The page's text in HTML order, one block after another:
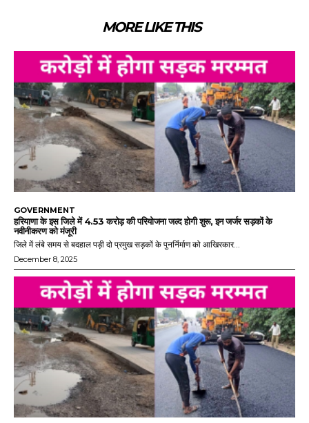
MORE LIKE THIS
GOVERNMENT
हरियाणा के इस जिले में 4.53 करोड़ की परियोजना जल्द होगी शुरू, इन जर्जर सड़कों के
नवीनीकरण को मंजूरी
जिले में लंबे समय से बदहाल पड़ी दो प्रमुख सड़कों के पुनर्निर्माण को आखिरकार...
December 8, 2025